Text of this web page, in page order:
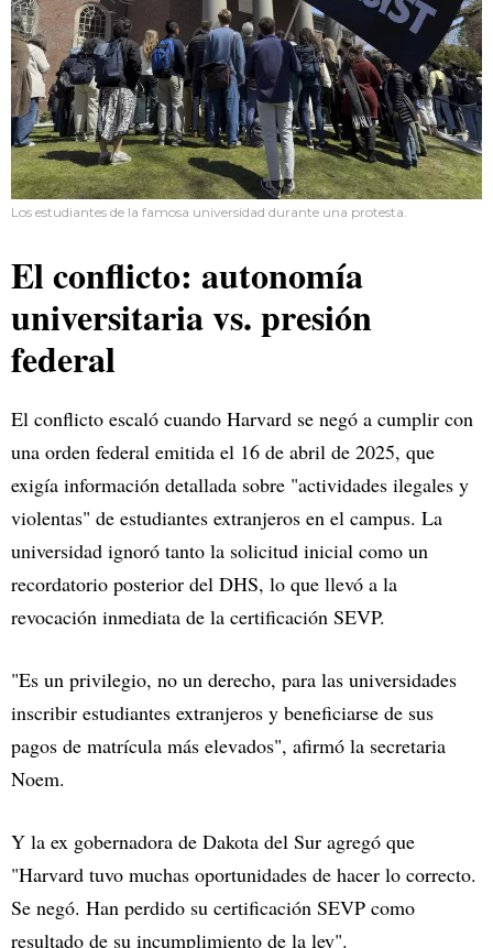
Los estudiantes de la famosa universidad durante una protesta.
El conflicto: autonomía
universitaria vs. presión
federal
El conflicto escaló cuando Harvard se negó a cumplir con
una orden federal emitida el 16 de abril de 2025, que
exigía información detallada sobre "actividades ilegales y
violentas" de estudiantes extranjeros en el campus. La
universidad ignoró tanto la solicitud inicial como un
recordatorio posterior del DHS, lo que llevó a la
revocación inmediata de la certificación SEVP.
"Es un privilegio, no un derecho, para las universidades
inscribir estudiantes extranjeros y beneficiarse de sus
pagos de matrícula más elevados", afirmó la secretaria
Noem.
Y la ex gobernadora de Dakota del Sur agregó que
"Harvard tuvo muchas oportunidades de hacer lo correcto.
Se negó. Han perdido su certificación SEVP como
resultado de su incumplimiento de la ley".